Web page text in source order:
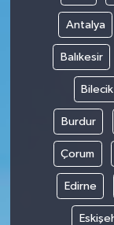
Antalya
Balıkesir
Bilecik
Burdur
Çorum
Edirne